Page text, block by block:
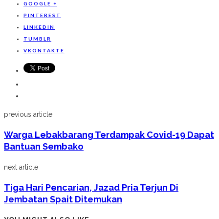
GOOGLE +
PINTEREST
LINKEDIN
TUMBLR
VKONTAKTE
previous article
Warga Lebakbarang Terdampak Covid-19 Dapat
Bantuan Sembako
next article
Tiga Hari Pencarian, Jazad Pria Terjun Di
Jembatan Spait Ditemukan